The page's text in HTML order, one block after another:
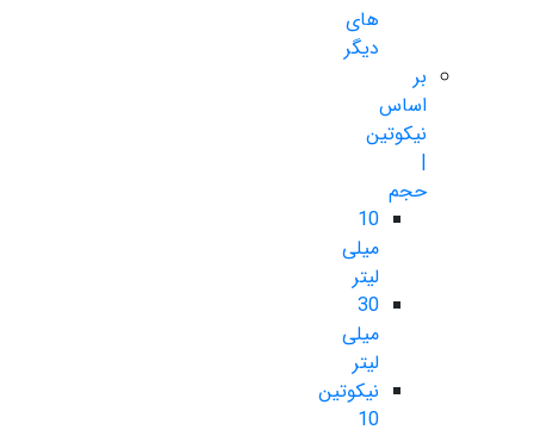
های
دیگر
بر
اساس
نیکوتین
|
حجم
10
میلی
لیتر
30
میلی
لیتر
نیکوتین
10